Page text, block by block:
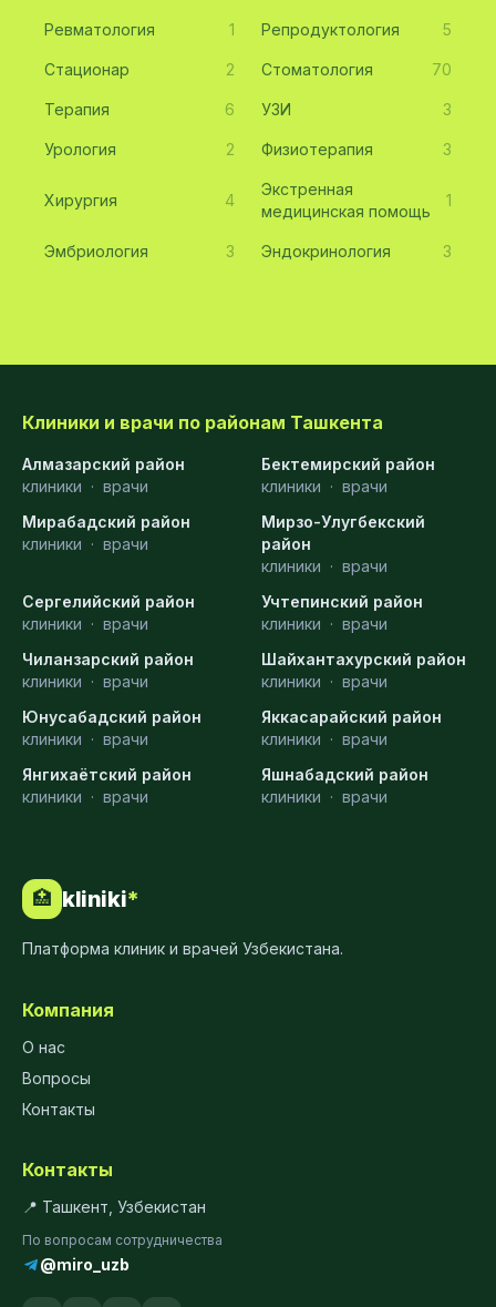
Ревматология 1 Репродуктология 5
Стационар 2 Стоматология 70
Терапия 6 УЗИ 3
Урология 2 Физиотерапия 3
Хирургия 4
Экстренная
медицинская помощь
1
Эмбриология 3 Эндокринология 3
Клиники и врачи по районам Ташкента
Алмазарский район
клиники · врачи
Бектемирский район
клиники · врачи
Мирабадский район
клиники · врачи
Мирзо-Улугбекский
район
клиники · врачи
Сергелийский район
клиники · врачи
Учтепинский район
клиники · врачи
Чиланзарский район
клиники · врачи
Шайхантахурский район
клиники · врачи
Юнусабадский район
клиники · врачи
Яккасарайский район
клиники · врачи
Янгихаётский район
клиники · врачи
Яшнабадский район
клиники · врачи
🏥 kliniki*
Платформа клиник и врачей Узбекистана.
Компания
О нас
Вопросы
Контакты
Контакты
📍 Ташкент, Узбекистан
По вопросам сотрудничества
@miro_uzb